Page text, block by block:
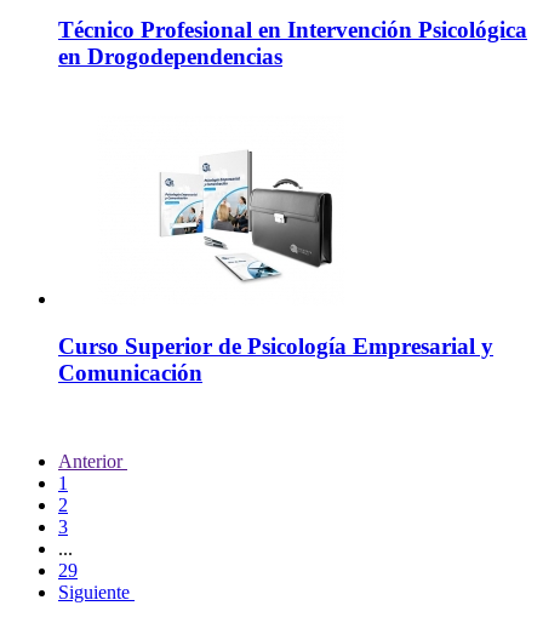
Técnico Profesional en Intervención Psicológica
en Drogodependencias
Curso Superior de Psicología Empresarial y
Comunicación
Anterior
1
2
3
...
29
Siguiente